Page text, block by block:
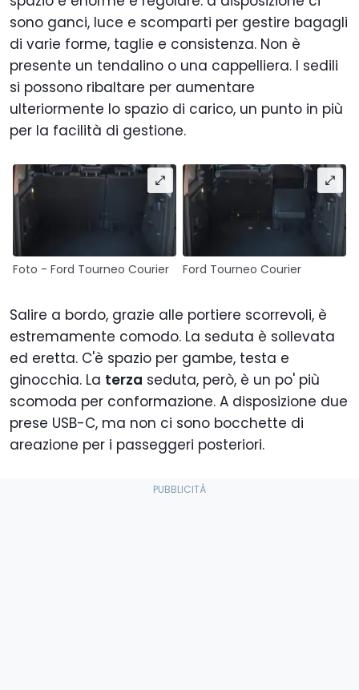
sono ganci, luce e scomparti per gestire bagagli
di varie forme, taglie e consistenza. Non è
presente un tendalino o una cappelliera. I sedili
si possono ribaltare per aumentare
ulteriormente lo spazio di carico, un punto in più
per la facilità di gestione.
Foto - Ford Tourneo Courier Ford Tourneo Courier
Salire a bordo, grazie alle portiere scorrevoli, è
estremamente comodo. La seduta è sollevata
ed eretta. C'è spazio per gambe, testa e
ginocchia. La terza seduta, però, è un po' più
scomoda per conformazione. A disposizione due
prese USB-C, ma non ci sono bocchette di
areazione per i passeggeri posteriori.